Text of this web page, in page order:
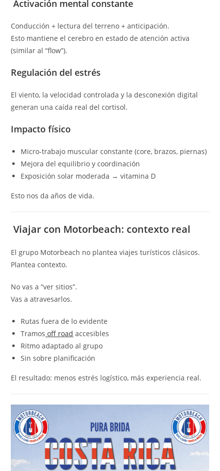
Activación mental constante
Conducción + lectura del terreno + anticipación.
Esto mantiene el cerebro en estado de atención activa
(similar al “flow”).
Regulación del estrés
El viento, la velocidad controlada y la desconexión digital
generan una caída real del cortisol.
Impacto físico
Micro-trabajo muscular constante (core, brazos, piernas)
Mejora del equilibrio y coordinación
Exposición solar moderada → vitamina D
Esto nos da años de vida.
Viajar con Motorbeach: contexto real
El grupo Motorbeach no plantea viajes turísticos clásicos.
Plantea contexto.
No vas a “ver sitios”.
Vas a atravesarlos.
Rutas fuera de lo evidente
Tramos off road accesibles
Ritmo adaptado al grupo
Sin sobre planificación
El resultado: menos estrés logístico, más experiencia real.